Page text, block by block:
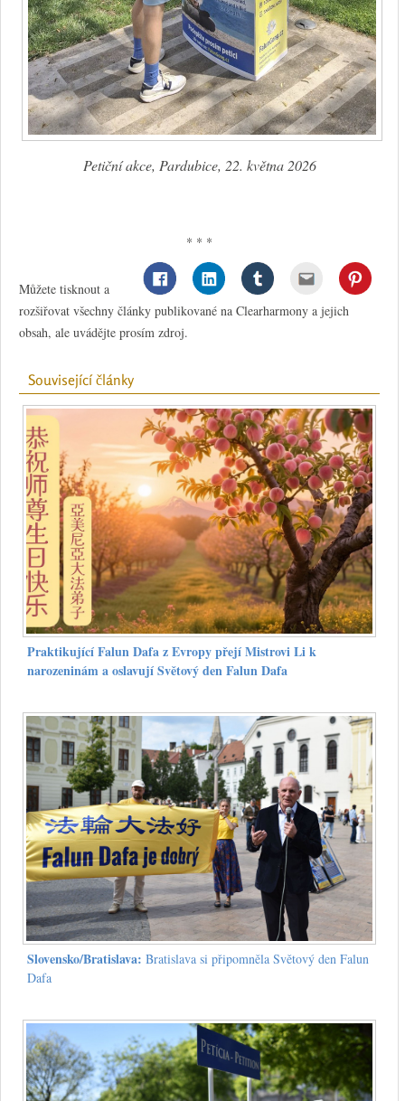
Petiční akce, Pardubice, 22. května 2026
* * *
Můžete tisknout a
rozšiřovat všechny články publikované na Clearharmony a jejich
obsah, ale uvádějte prosím zdroj.
Související články
Praktikující Falun Dafa z Evropy přejí Mistrovi Li k
narozeninám a oslavují Světový den Falun Dafa
Slovensko/Bratislava: Bratislava si připomněla Světový den Falun
Dafa